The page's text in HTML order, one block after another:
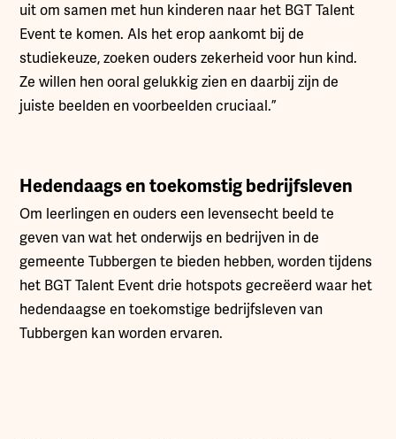
uit om samen met hun kinderen naar het BGT Talent
Event te komen. Als het erop aankomt bij de
studiekeuze, zoeken ouders zekerheid voor hun kind.
Ze willen hen ooral gelukkig zien en daarbij zijn de
juiste beelden en voorbeelden cruciaal.”
Hedendaags en toekomstig bedrijfsleven
Om leerlingen en ouders een levensecht beeld te
geven van wat het onderwijs en bedrijven in de
gemeente Tubbergen te bieden hebben, worden tijdens
het BGT Talent Event drie hotspots gecreëerd waar het
hedendaagse en toekomstige bedrijfsleven van
Tubbergen kan worden ervaren.